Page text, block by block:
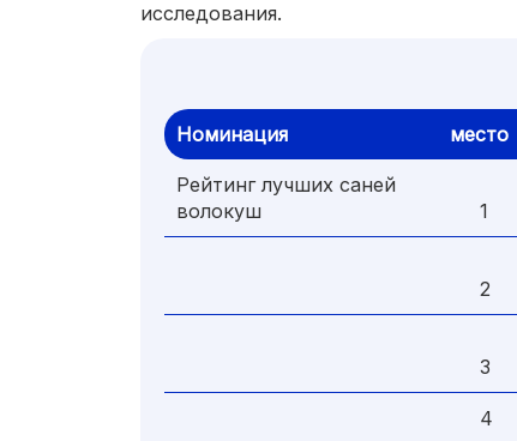
исследования.
Номинация место
Рейтинг лучших саней
волокуш
1
2
3
4